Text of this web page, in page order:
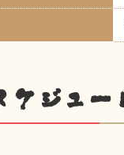
ケジュー